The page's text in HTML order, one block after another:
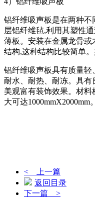
铝纤维吸声板是在两种
层铝纤维毡,利用其塑性
薄板。安装在金属龙骨
结构,这种结构比较简单
铝纤维吸声板具有质量轻
耐水、耐热、耐冻。具
美观富有装饰效果。材料
大可达1000mmX2000mm
< 上一篇
返回目录
下一篇 >